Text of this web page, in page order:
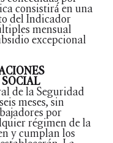
consistirá́ en una
del Indicador
mensual
excepcional
de la Seguridad
meses, sin
por
régimen de la
y cumplan los